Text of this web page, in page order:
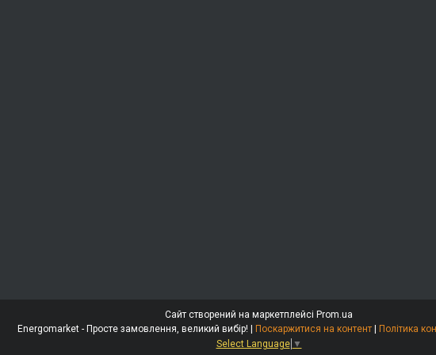
Сайт створений на маркетплейсі Prom.ua
Energomarket - Просте замовлення, великий вибір! | Поскаржитися на контент | Політика
Select Language ▼